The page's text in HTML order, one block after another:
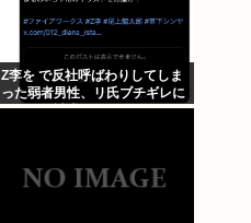
Z李を で反社呼ばわりしてしま
った弱者男性、リ氏ブチギレに
より開示請求へ